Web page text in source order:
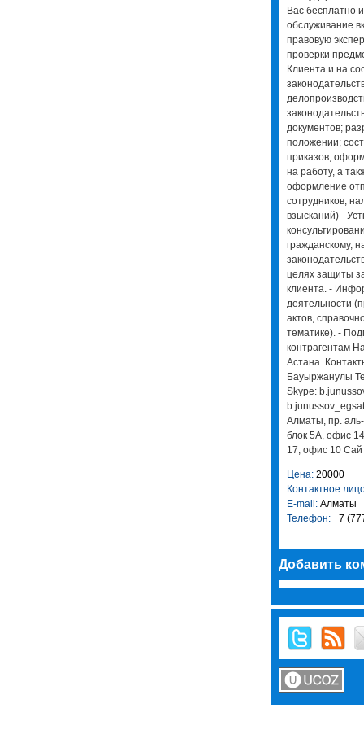
Вас бесплатно
обслуживание
правовую
проверки
Клиента и на
документов;
положении;
приказов;
на работу, а
оформление
сотрудников;
взысканий) -
гражданскому,
целях защиты
клиента. -
деятельности
актов,
тематике). -
контрагентам
Астана.
Бауыржанулы
Skype:
Алматы, пр.
блок 5А, офис
17, офис 10
Цена:20000
Контактное
E-mail:Алматы
Телефон:+7
Добавить